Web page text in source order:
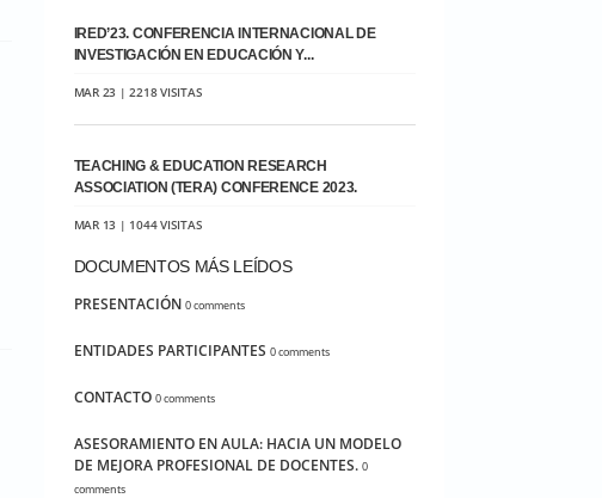
IRED’23. CONFERENCIA INTERNACIONAL DE
INVESTIGACIÓN EN EDUCACIÓN Y...
MAR 23 | 2218 VISITAS
TEACHING & EDUCATION RESEARCH
ASSOCIATION (TERA) CONFERENCE 2023.
MAR 13 | 1044 VISITAS
DOCUMENTOS MÁS LEÍDOS
PRESENTACIÓN 0 comments
ENTIDADES PARTICIPANTES 0 comments
CONTACTO 0 comments
ASESORAMIENTO EN AULA: HACIA UN MODELO
DE MEJORA PROFESIONAL DE DOCENTES. 0
comments